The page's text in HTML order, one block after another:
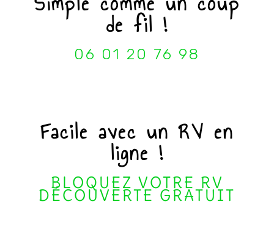
de fil !
06 01 20 76 98
Facile avec un RV en
ligne !
BLOQUEZ VOTRE RV
DÉCOUVERTE GRATUIT